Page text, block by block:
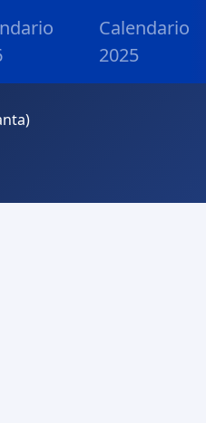
Calendario
2025